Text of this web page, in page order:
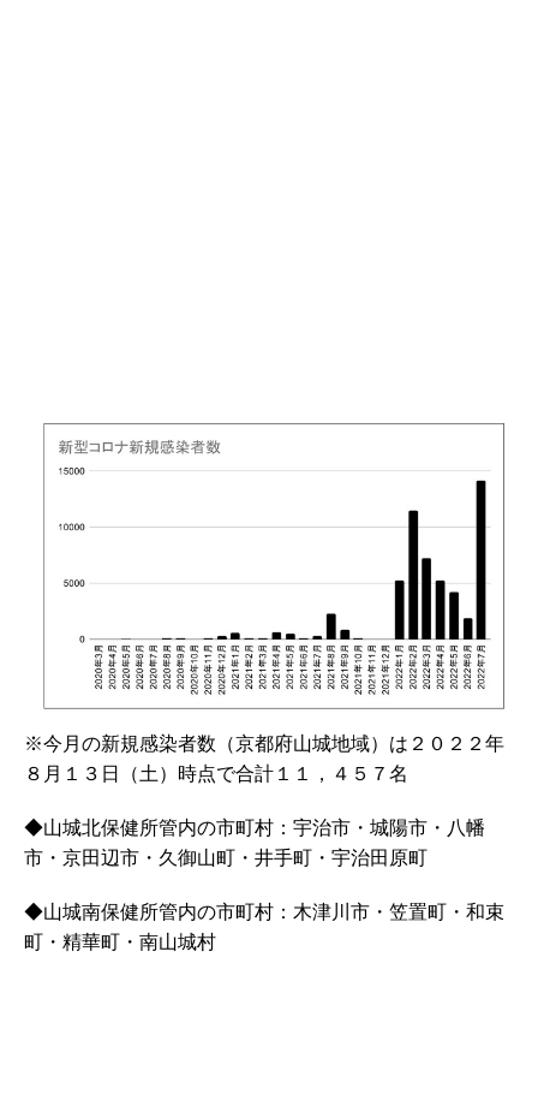
※今月の新規感染者数（京都府山城地域）は２０２２年
８月１３日（土）時点で合計１１，４５７名
◆山城北保健所管内の市町村：宇治市・城陽市・八幡
市・京田辺市・久御山町・井手町・宇治田原町
◆山城南保健所管内の市町村：木津川市・笠置町・和束
町・精華町・南山城村